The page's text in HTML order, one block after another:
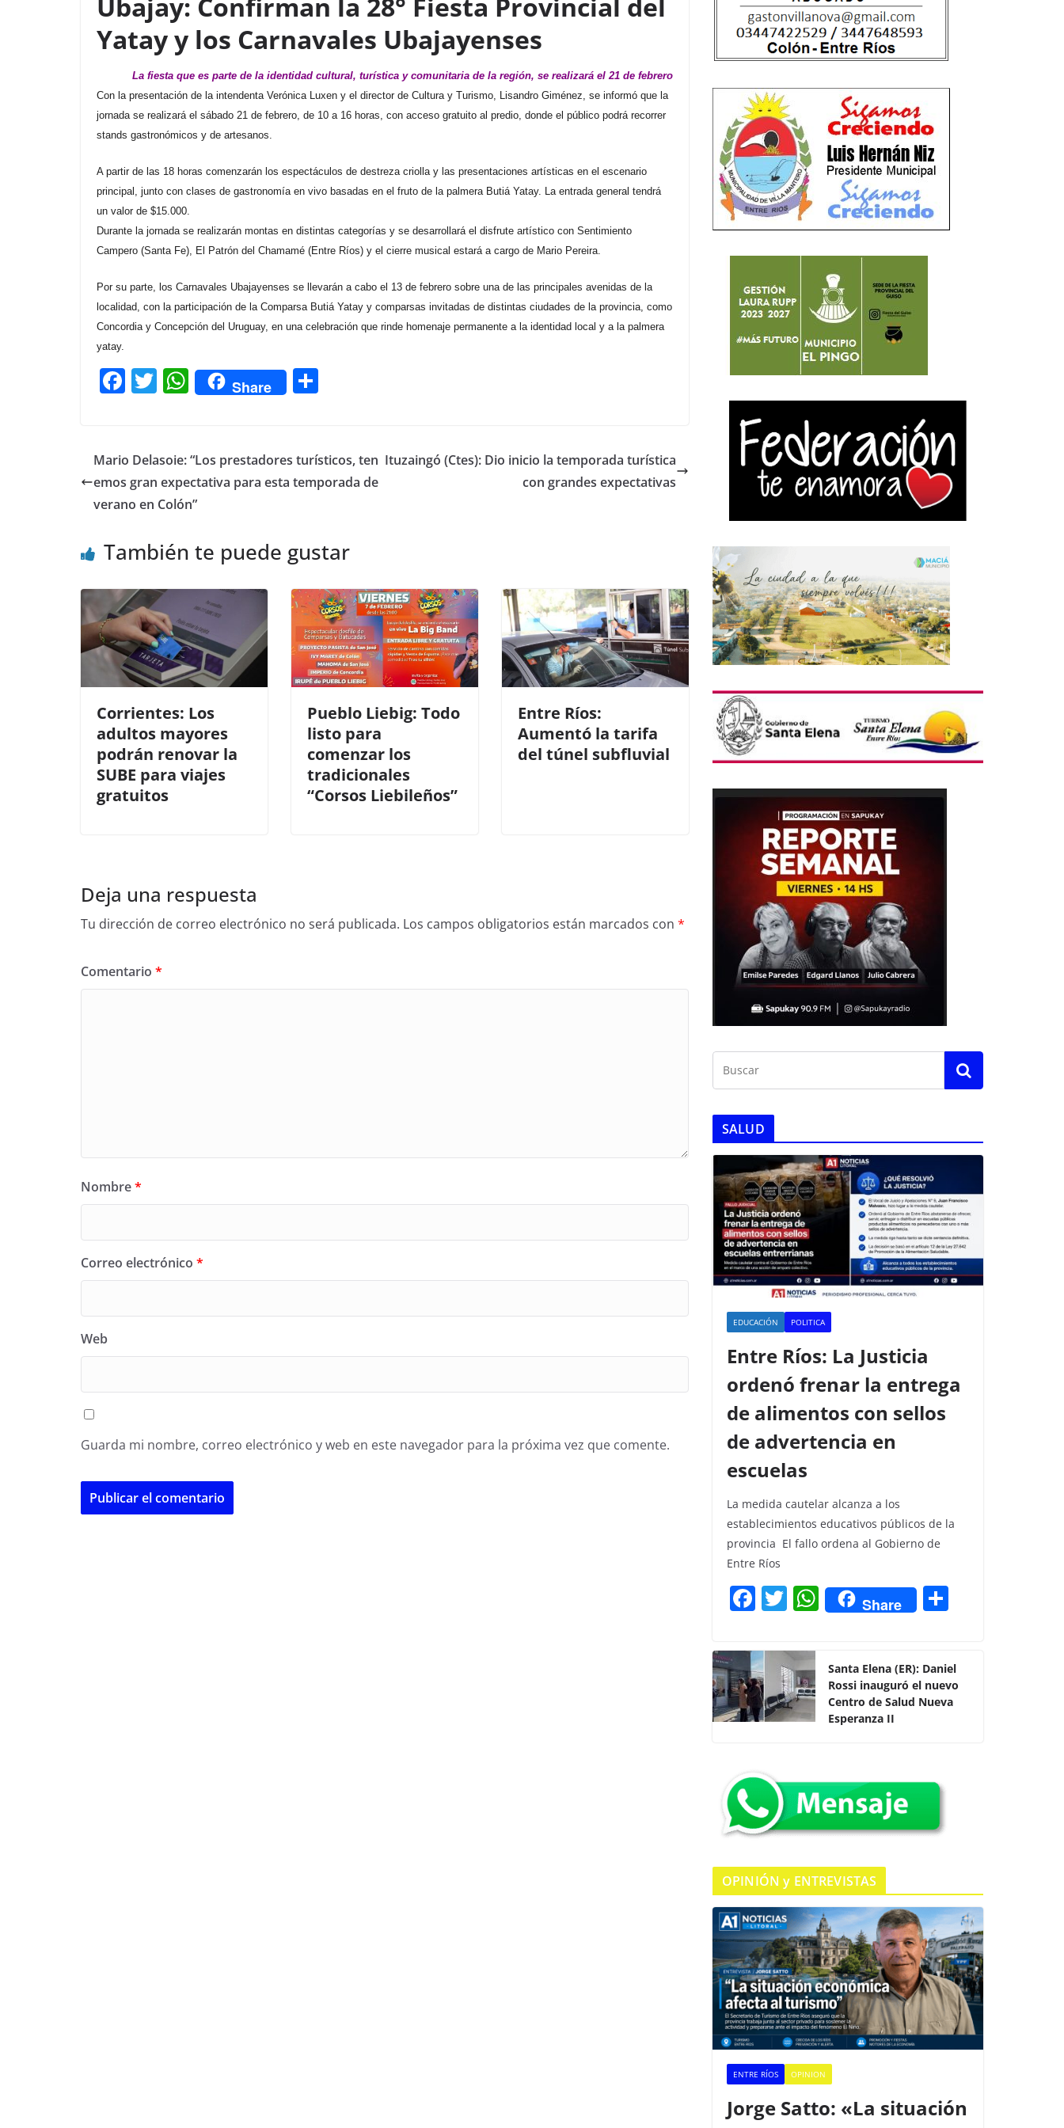
Ubajay: Confirman la 28° Fiesta Provincial del
Yatay y los Carnavales Ubajayenses
La fiesta que es parte de la identidad cultural, turística y comunitaria de la región, se realizará el 21 de febrero
Con la presentación de la intendenta Verónica Luxen y el director de Cultura y Turismo, Lisandro Giménez, se informó que la
jornada se realizará el sábado 21 de febrero, de 10 a 16 horas, con acceso gratuito al predio, donde el público podrá recorrer
stands gastronómicos y de artesanos.
A partir de las 18 horas comenzarán los espectáculos de destreza criolla y las presentaciones artísticas en el escenario
principal, junto con clases de gastronomía en vivo basadas en el fruto de la palmera Butiá Yatay. La entrada general tendrá
un valor de $15.000.
Durante la jornada se realizarán montas en distintas categorías y se desarrollará el disfrute artístico con Sentimiento
Campero (Santa Fe), El Patrón del Chamamé (Entre Ríos) y el cierre musical estará a cargo de Mario Pereira.
Por su parte, los Carnavales Ubajayenses se llevarán a cabo el 13 de febrero sobre una de las principales avenidas de la
localidad, con la participación de la Comparsa Butiá Yatay y comparsas invitadas de distintas ciudades de la provincia, como
Concordia y Concepción del Uruguay, en una celebración que rinde homenaje permanente a la identidad local y a la palmera
yatay.
F
e
b
o
k
T
er
W
h
s
A
p
Share
p
ar
Mario Delasoie: “Los prestadores turísticos, ten
emos gran expectativa para esta temporada de
verano en Colón”
Ituzaingó (Ctes): Dio inicio la temporada turística
con grandes expectativas
También te puede gustar
Corrientes: Los
adultos mayores
podrán renovar la
SUBE para viajes
gratuitos
Pueblo Liebig: Todo
listo para
comenzar los
tradicionales
“Corsos Liebileños”
Entre Ríos:
Aumentó la tarifa
del túnel subfluvial
Deja una respuesta
Tu dirección de correo electrónico no será publicada. Los campos obligatorios están marcados con *
Comentario *
Nombre*
Correo electrónico *
Web
Guarda mi nombre, correo electrónico y web en este navegador para la próxima vez que comente.
SALUD
EDUCACIÓN POLITICA
Entre Ríos: La Justicia
ordenó frenar la entrega
de alimentos con sellos
de advertencia en
escuelas
La medida cautelar alcanza a los
establecimientos educativos públicos de la
provincia El fallo ordena al Gobierno de
Entre Ríos
F
c
e
b
o
k
T
itt
er
W
h
s
A
p
Share
p
ar
Santa Elena (ER): Daniel
Rossi inauguró el nuevo
Centro de Salud Nueva
Esperanza II
OPINIÓN y ENTREVISTAS
ENTRE RÍOS OPINION
Jorge Satto: «La situación